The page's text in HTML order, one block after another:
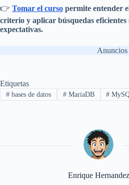
👉 Tomar el curso permite entender
criterio y aplicar búsquedas eficientes
expectativas.
Anuncios
Etiquetas
#bases de datos #MariaDB #
Enrique Hernandez